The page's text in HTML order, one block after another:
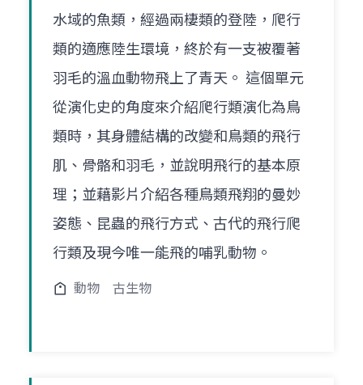
水域的魚類，經過兩棲類的登陸，爬行
類的適應陸生環境，終於有一支被覆著
羽毛的溫血動物飛上了青天。 這個單元
從演化史的角度來介紹爬行類演化為鳥
類時，其身體結構的改變和鳥類的飛行
肌、骨骼和羽毛，並說明飛行的基本原
理；並藉影片介紹各種鳥類飛翔的曼妙
姿態、昆蟲的飛行方式、古代的飛行爬
行類及現今唯一能飛的哺乳動物。
動物 古生物